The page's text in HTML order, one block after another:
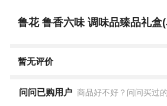
鲁花 鲁香六味 调味品臻品礼盒
暂无评价
问问已购用户 商品好不好？问问买过